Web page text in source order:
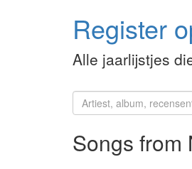
Register
Alle jaarlijstjes
Songs from